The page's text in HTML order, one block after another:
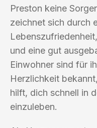
Preston keine
zeichnet sich durch
und eine gut
Einwohner sind für
Herzlichkeit
hilft, dich schnell in
einzuleben.